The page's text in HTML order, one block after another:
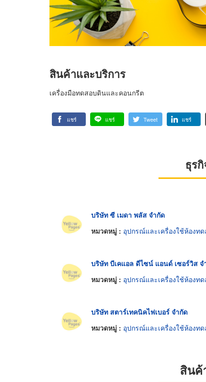
สินค้าและบริการ
เครื่องมือทดสอบดินและคอนกรีต
แชร์ แชร์ Tweet แชร์
ธุร
บริษัท ซี เมดา พลัส จำกัด
หมวดหมู่ : อุปกรณ์และเครื่องใช้ห้องทด
บริษัท บีเคแอล ดีไซน์ แอนด์ เซอร์วิส จ
หมวดหมู่ : อุปกรณ์และเครื่องใช้ห้องทด
บริษัท สตาร์เทคนิคไฟเบอร์ จำกัด
หมวดหมู่ : อุปกรณ์และเครื่องใช้ห้องทด
สินค้